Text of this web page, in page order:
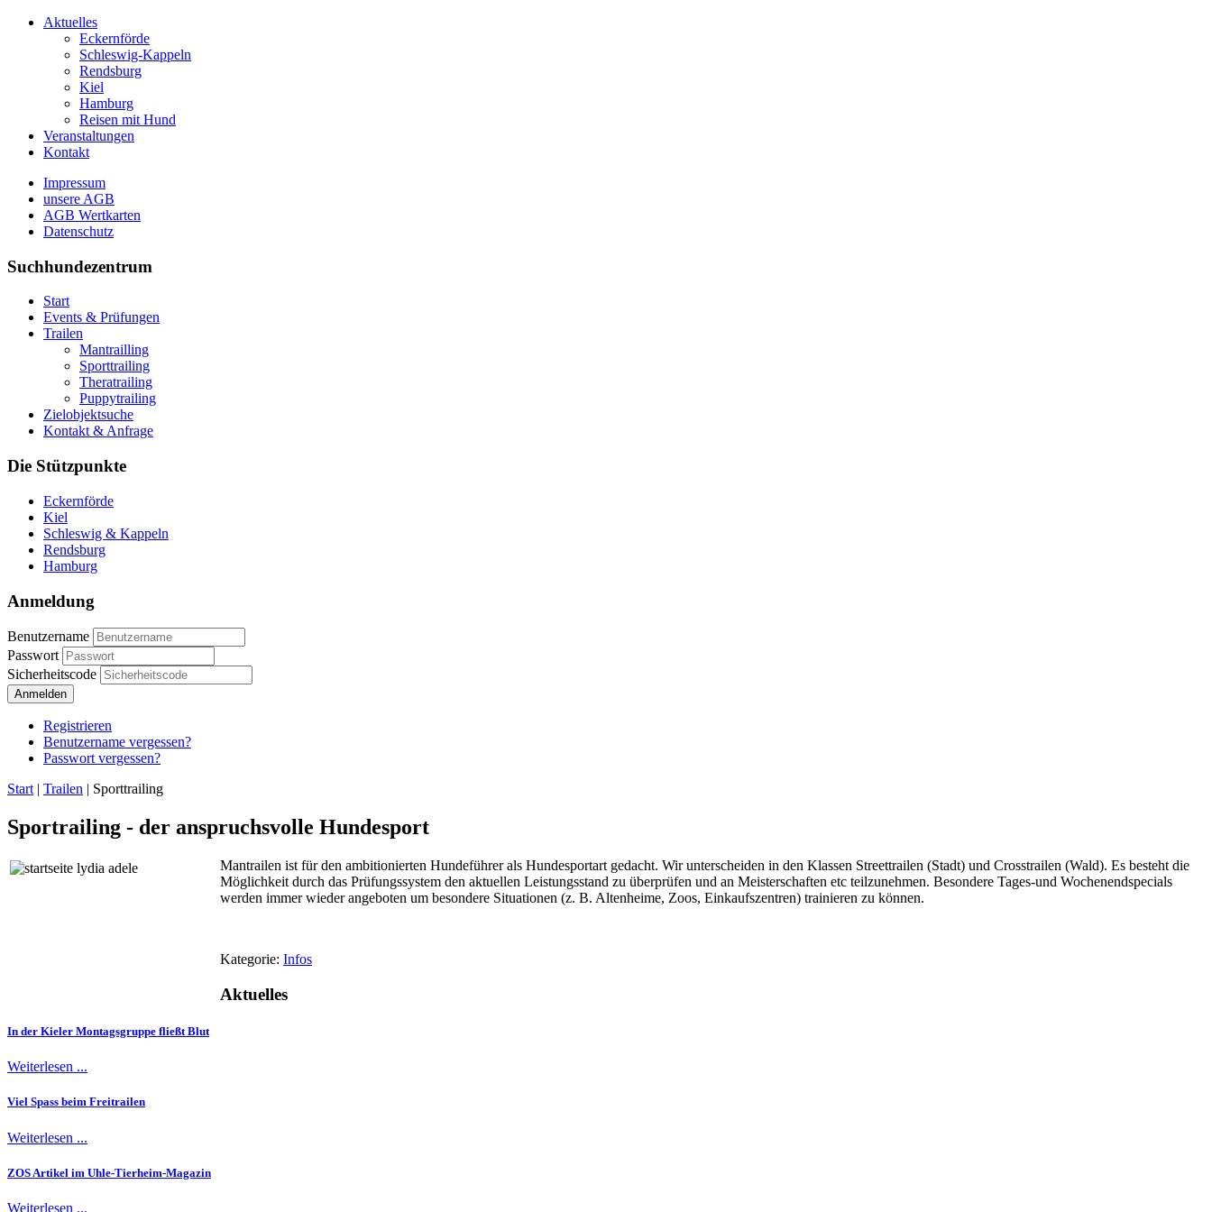
Aktuelles
Eckernförde
Schleswig-Kappeln
Rendsburg
Kiel
Hamburg
Reisen mit Hund
Veranstaltungen
Kontakt
Impressum
unsere AGB
AGB Wertkarten
Datenschutz
Suchhundezentrum
Start
Events & Prüfungen
Trailen
Mantrailling
Sporttrailing
Theratrailing
Puppytrailing
Zielobjektsuche
Kontakt & Anfrage
Die Stützpunkte
Eckernförde
Kiel
Schleswig & Kappeln
Rendsburg
Hamburg
Anmeldung
Benutzername
Passwort
Sicherheitscode
Anmelden
Registrieren
Benutzername vergessen?
Passwort vergessen?
Start | Trailen | Sporttrailing
Sportrailing - der anspruchsvolle Hundesport
Mantrailen ist für den ambitionierten Hundeführer als Hundesportart gedacht. Wir unterscheiden in den Klassen Streettrailen (Stadt) und Crosstrailen (Wald). Es besteht die
Möglichkeit durch das Prüfungssystem den aktuellen Leistungsstand zu überprüfen und an Meisterschaften etc teilzunehmen. Besondere Tages-und Wochenendspecials
werden immer wieder angeboten um besondere Situationen (z. B. Altenheime, Zoos, Einkaufszentren) trainieren zu können.
Kategorie: Infos
Aktuelles
In der Kieler Montagsgruppe fließt Blut
Weiterlesen ...
Viel Spass beim Freitrailen
Weiterlesen ...
ZOS Artikel im Uhle-Tierheim-Magazin
Weiterlesen ...